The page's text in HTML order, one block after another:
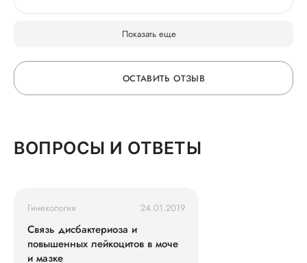
Показать еще
ОСТАВИТЬ ОТЗЫВ
ВОПРОСЫ И ОТВЕТЫ
Гинекология 24.01.2019
Связь дисбактериоза и
повышенных лейкоцитов в моче
и мазке